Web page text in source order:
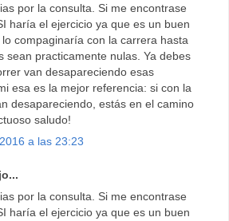
por la consulta. Si me encontrase
haría el ejercicio ya que es un buen
compaginaría con la carrera hasta
sean practicamente nulas. Ya debes
van desapareciendo esas
esa es la mejor referencia: si con la
desapareciendo, estás en el camino
saludo!
a las 23:23
por la consulta. Si me encontrase
haría el ejercicio ya que es un buen